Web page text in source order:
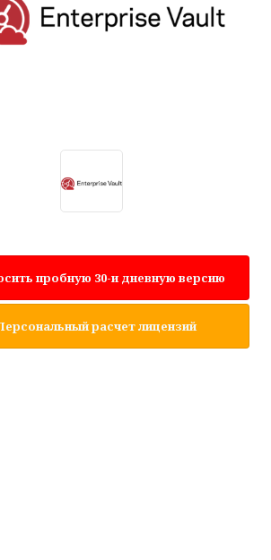
пробную 30-и дневную версию
расчет лицензий